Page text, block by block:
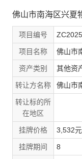
佛山市南海区兴夏
项目编号
项目名称 佛山市
资产类别 其他资
转让方名称 佛山市
转让标的所
在地区
挂牌价格 3,532
挂牌期间 8